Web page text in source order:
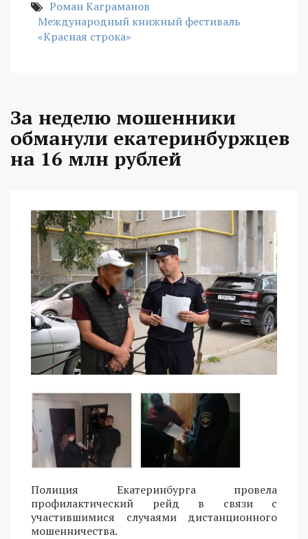
Роман Каграманов
Международный книжный фестиваль
«Красная строка»
За неделю мошенники
обманули екатеринбуржцев
на 16 млн рублей
Полиция Екатеринбурга провела
профилактический рейд в связи с
участившимися случаями дистанционного
мошенничества.